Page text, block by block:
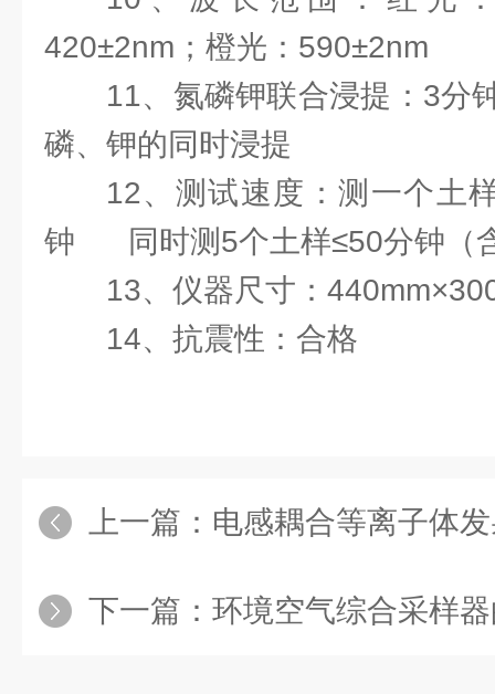
420±2nm；橙光：590±2nm
11、氮磷钾联合浸提：3分
磷、钾的同时浸提
12、测试速度：测一个土
钟 同时测5个土样≤50分钟（
13、仪器尺寸：
14、抗震性：合格
上一篇： 电感耦合等离子体发射光
下一篇： 环境空气综合采样